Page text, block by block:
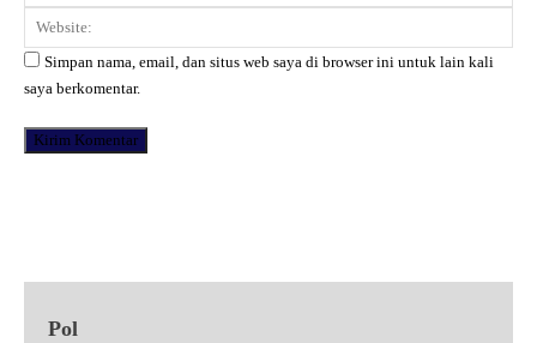
Simpan nama, email, dan situs web saya di browser ini untuk lain kali
saya berkomentar.
Pol